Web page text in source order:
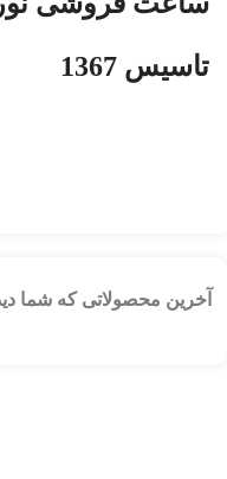
تاسیس 1367
آخرین محصولاتی که شما